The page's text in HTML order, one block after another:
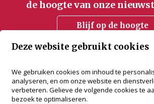
de hoogte van onze
Blijf op de hoogte
accent vastgoed
Bredabaan 505
2930 Brasschaat
Deze website gebruikt cookies
We gebruiken cookies om inhoud te
analyseren, en om onze website en
verbeteren. Gelieve de volgende cookies te
bezoek te optimaliseren.